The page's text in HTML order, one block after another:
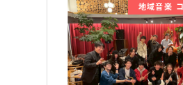
地域音楽